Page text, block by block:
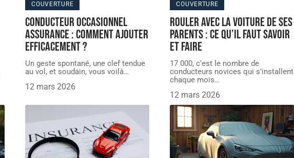
COUVERTURE
Conducteur occasionnel
assurance : Comment ajouter
efficacement ?
Un geste spontané, une clef tendue
au vol, et soudain, vous voilà…
12 mars 2026
COUVERTURE
Rouler avec la voiture de ses
parents : ce qu’il faut savoir
et faire
17 000, c'est le nombre de
conducteurs novices qui s'installent
chaque mois…
12 mars 2026